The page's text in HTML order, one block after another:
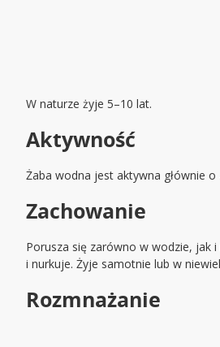
W naturze żyje 5–10 lat.
Aktywność
Żaba wodna jest aktywna głównie
Zachowanie
Porusza się zarówno w wodzie, jak i
i nurkuje. Żyje samotnie lub w
Rozmnażanie